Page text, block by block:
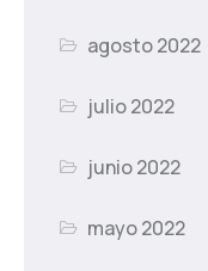
agosto 2022
julio 2022
junio 2022
mayo 2022